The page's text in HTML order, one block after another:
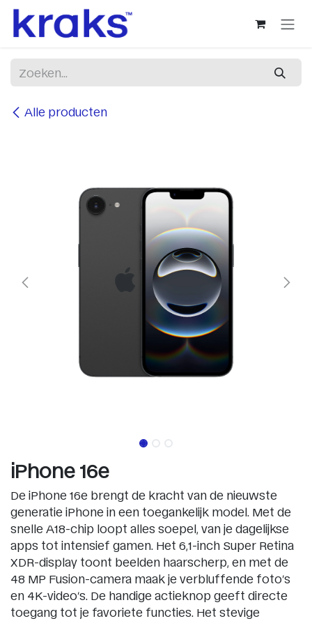
Overslaan naar inhoud
Alle producten
iPhone 16e
De iPhone 16e brengt de kracht van de nieuwste
generatie iPhone in een toegankelijk model. Met de
snelle A18-chip loopt alles soepel, van je dagelijkse
apps tot intensief gamen. Het 6,1-inch Super Retina
XDR-display toont beelden haarscherp, en met de
48 MP Fusion-camera maak je verbluffende foto’s
en 4K-video’s. De handige actieknop geeft directe
toegang tot je favoriete functies. Het stevige